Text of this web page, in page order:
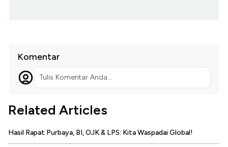
Komentar
Tulis Komentar Anda...
Related Articles
Hasil Rapat Purbaya, BI, OJK & LPS: Kita Waspadai Global!